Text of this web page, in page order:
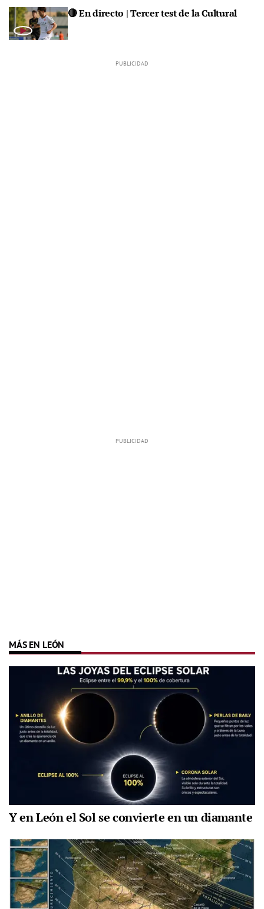
🔴 En directo | Tercer test de la Cultural
MÁS EN LEÓN
Y en León el Sol se convierte en un diamante